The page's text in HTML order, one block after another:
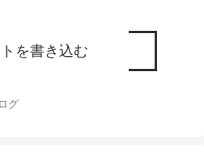
を書き込む
グ